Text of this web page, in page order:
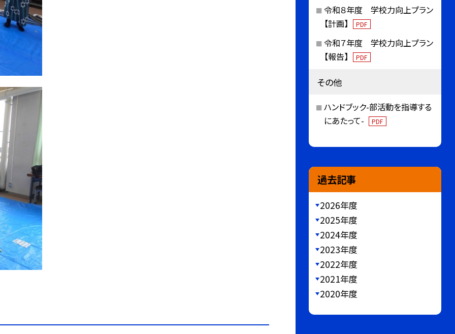
令和８年度 学校力向上プラン
【計画】
PDF
令和７年度 学校力向上プラン
【報告】
PDF
その他
ハンドブック-部活動を指導する
にあたって-
PDF
過去記事
2026年度
2025年度
2024年度
2023年度
2022年度
2021年度
2020年度